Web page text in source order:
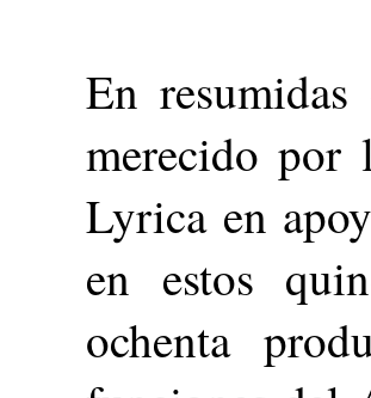
En
merecido por
Lyrica en
en estos
ochenta